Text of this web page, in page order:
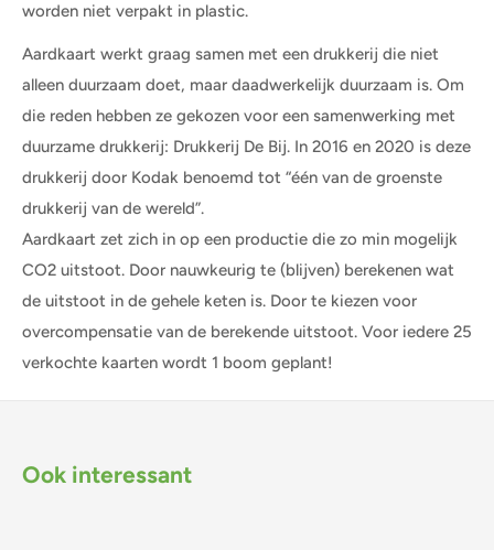
worden niet verpakt in plastic.
Aardkaart werkt graag samen met een drukkerij die niet
alleen duurzaam doet, maar daadwerkelijk duurzaam is. Om
die reden hebben ze gekozen voor een samenwerking met
duurzame drukkerij: Drukkerij De Bij. In 2016 en 2020 is deze
drukkerij door Kodak benoemd tot “één van de groenste
drukkerij van de wereld”.
Aardkaart zet zich in op een productie die zo min mogelijk
CO2 uitstoot. Door nauwkeurig te (blijven) berekenen wat
de uitstoot in de gehele keten is. Door te kiezen voor
overcompensatie van de berekende uitstoot. Voor iedere 25
verkochte kaarten wordt 1 boom geplant!
Ook interessant